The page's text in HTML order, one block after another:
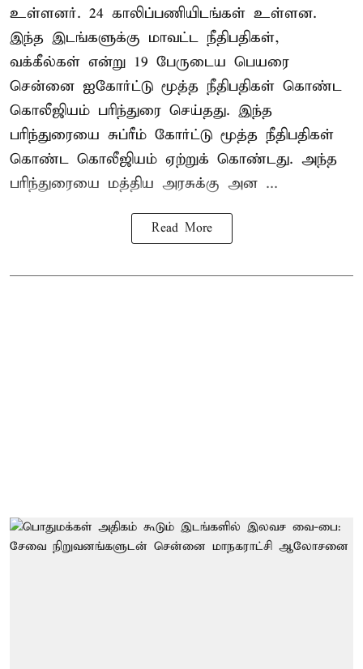
உள்ளனர். 24 காலிப்பணியிடங்கள் உள்ளன.
இந்த இடங்களுக்கு மாவட்ட நீதிபதிகள்,
வக்கீல்கள் என்று 19 பேருடைய பெயரை
சென்னை ஐகோர்ட்டு மூத்த நீதிபதிகள் கொண்ட
கொலீஜியம் பரிந்துரை செய்தது. இந்த
பரிந்துரையை சுப்ரீம் கோர்ட்டு மூத்த நீதிபதிகள்
கொண்ட கொலீஜியம் ஏற்றுக் கொண்டது. அந்த
பரிந்துரையை மத்திய அரசுக்கு அன ...
Read More